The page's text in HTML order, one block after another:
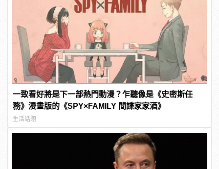
一致看好將是下一部熱門動漫？乍聽像是《史密斯任
務》漫畫版的《SPY×FAMILY 間諜家家酒》
生活話題